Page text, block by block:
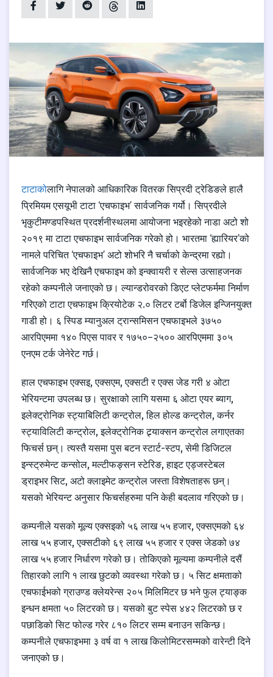
टाटाकोलागि नेपालको आधिकारिक वितरक सिप्रदी ट्रेडिङले हालै
प्रिमियम एसयूभी टाटा ‘एचफाइभ’ सार्वजनिक गर्यो।सिप्रदीले
भृकुटीमण्डपस्थित प्रदर्शनीस्थलमा आयोजना भइरहेको नाडा अटो शो
२०१९ मा टाटा एचफाइभ सार्वजनिक गरेको हो। भारतमा ‘ह्यारियर’को
नामले परिचित ‘एचफाइभ’ अटो शोभरि नै चर्चाको केन्द्रमा रह्यो।
सार्वजनिक भए देखिनै एचफाइभ को इन्क्वायरी र सेल्स उत्साहजनक
रहेको कम्पनीले जनाएको छ। ल्यान्डरोवरको डिएट प्लेटफर्ममा निर्माण
गरिएको टाटा एचफाइभ क्रियोटेक २.० लिटर टर्बो डिजेल इन्जिनयुक्त
गाडी हो। ६ स्पिड म्यानुअल ट्रान्समिसन एचफाइभले ३७५०
आरपिएममा १४० पिएस पावर र १७५०–२५०० आरपिएममा ३०५
एनएम टर्क जेनेरेट गर्छ।
हाल एचफाइभ एक्सइ, एक्सएम, एक्सटी र एक्स जेड गरी ४ ओटा
भेरियन्टमा उपलब्ध छ। सुरक्षाको लागि यसमा ६ ओटा एयर ब्याग,
इलेक्ट्रोनिक स्ट्याबिलिटी कन्ट्रोल, हिल होल्ड कन्ट्रोल, कर्नर
स्ट्याविलिटी कन्ट्रोल, इलेक्ट्रोनिक ट्र्याक्सन कन्ट्रोल लगाएतका
फिचर्स छन्। त्यस्तै यसमा पुस बटन स्टार्ट-स्टप, सेमी डिजिटल
इन्स्ट्रुमेन्ट कन्सोल, मल्टीफङ्सन स्टेरिङ, हाइट एड्जस्टेबल
ड्राइभर सिट, अटो क्लाइमेट कन्ट्रोल जस्ता विशेषताहरू छन्।
यसको भेरियन्ट अनुसार फिचर्सहरुमा पनि केही बदलाव गरिएको छ।
कम्पनीले यसको मूल्य एक्सइको ५६ लाख ५५ हजार, एक्सएमको ६४
लाख ५५ हजार, एक्सटीको ६९ लाख ५५ हजार र एक्स जेडको ७४
लाख ५५ हजार निर्धारण गरेको छ। तोकिएको मूल्यमा कम्पनीले दसैं
तिहारको लागि १ लाख छुटको व्यवस्था गरेको छ। ५ सिट क्षमताको
एचफाईभको ग्राउण्ड क्लेयरेन्स २०५ मिलिमिटर छ भने फुल ट्याङ्क
इन्धन क्षमता ५० लिटरको छ। यसको बुट स्पेस ४४२ लिटरको छ र
पछाडिको सिट फोल्ड गरेर ८१० लिटर सम्म बनाउन सकिन्छ।
कम्पनीले एचफाइभमा ३ वर्ष वा १ लाख किलोमिटरसम्मको वारेन्टी दिने
जनाएको छ।